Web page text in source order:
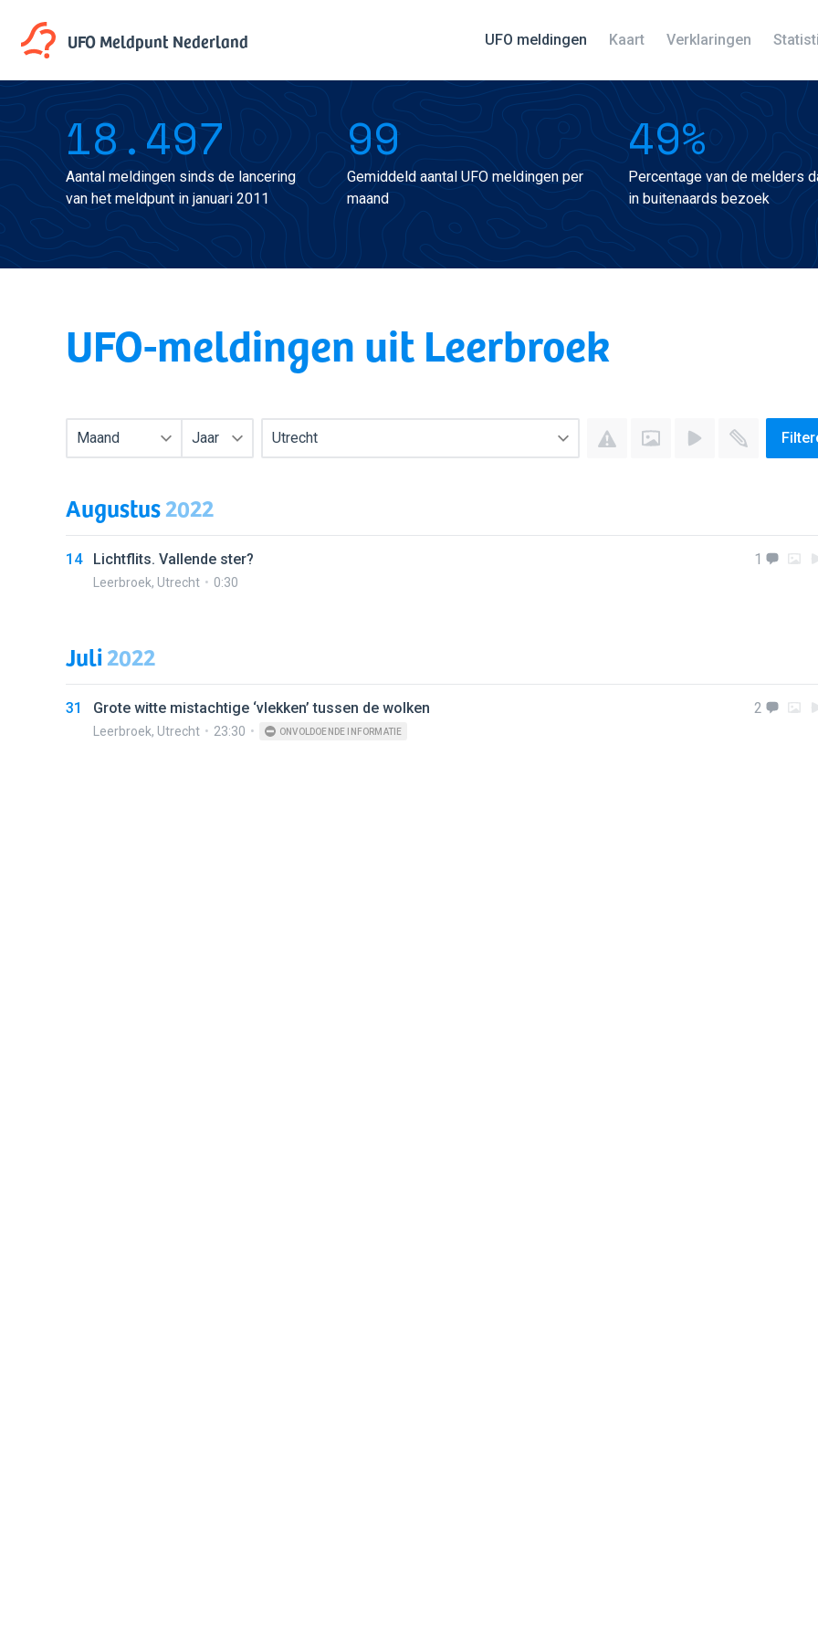
UFO MeldpuntNederland UFO meldingen Kaart Verklaringen
18.497
Aantal meldingen sinds de lancering
van het meldpunt in januari 2011
99
Gemiddeld aantal UFO meldingen per
maand
49%
Percentage van de melders
in buitenaards bezoek
UFO-meldingen uit Leerbroek
Maand Jaar Utrecht
Augustus2022
14 Lichtflits. Vallende ster?
Leerbroek, Utrecht 0:30
1
Juli2022
31 Grote witte mistachtige ‘vlekken’ tussen de wolken
Leerbroek, Utrecht 23:30 ONVOLDOENDE INFORMATIE
2